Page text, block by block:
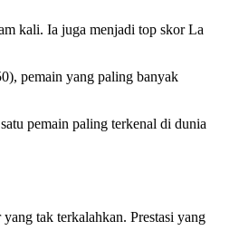
kali. Ia juga menjadi top skor La
pemain yang paling banyak
pemain paling terkenal di dunia
tak terkalahkan. Prestasi yang